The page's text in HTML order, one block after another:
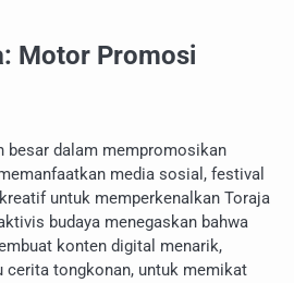
Motor Promosi
besar dalam mempromosikan
media sosial, festival
untuk memperkenalkan Toraja
budaya menegaskan bahwa
konten digital menarik,
cerita tongkonan, untuk memikat